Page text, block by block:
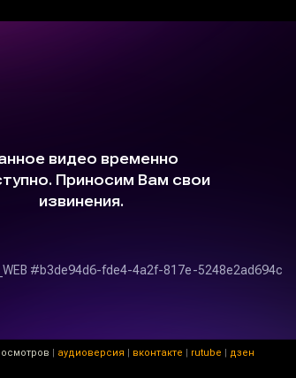
| аудиоверсия | вконтакте | rutube | дзен